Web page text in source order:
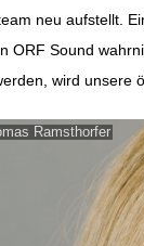
neu aufstellt.
ORF Sound
wird unsere
Ramsthorfer